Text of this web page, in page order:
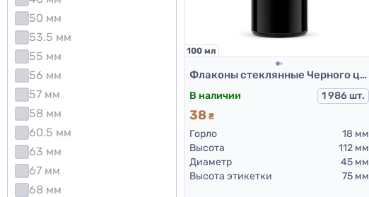
50 мм
53.5 мм
55 мм
56 мм
57 мм
58 мм
60.5 мм
63 мм
67 мм
68 мм
100 мл
Флаконы стеклянные Черного цвета с винтовой горловиной 100 мл, DIN 18, для Л-П (стеклянный флакон 100 мл)
В наличии 1 986 шт.
38 ₴
Горло
18 мм
Высота
112 мм
Диаметр
45 мм
Высота этикетки
75 мм